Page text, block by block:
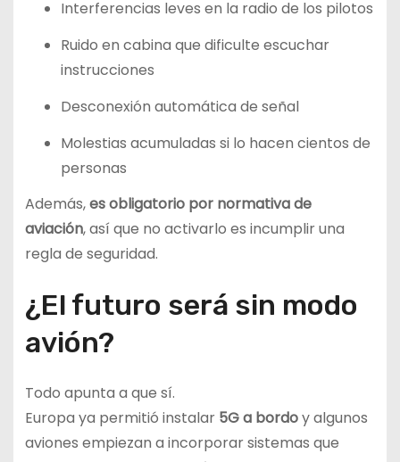
Interferencias leves en la radio de los pilotos
Ruido en cabina que dificulte escuchar
instrucciones
Desconexión automática de señal
Molestias acumuladas si lo hacen cientos de
personas
Además,es obligatorio por normativa de
aviación, así que no activarlo es incumplir una
regla de seguridad.
¿El futuro será sin modo
avión?
Todo apunta a que sí.
Europa ya permitió instalar 5G a bordoy algunos
aviones empiezan a incorporar sistemas que